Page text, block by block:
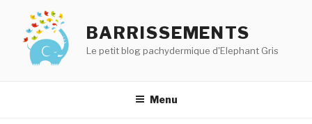
contenu
principal
BARRISSEMENTS
Le petit blog pachydermique d'Elephant Gris
Menu